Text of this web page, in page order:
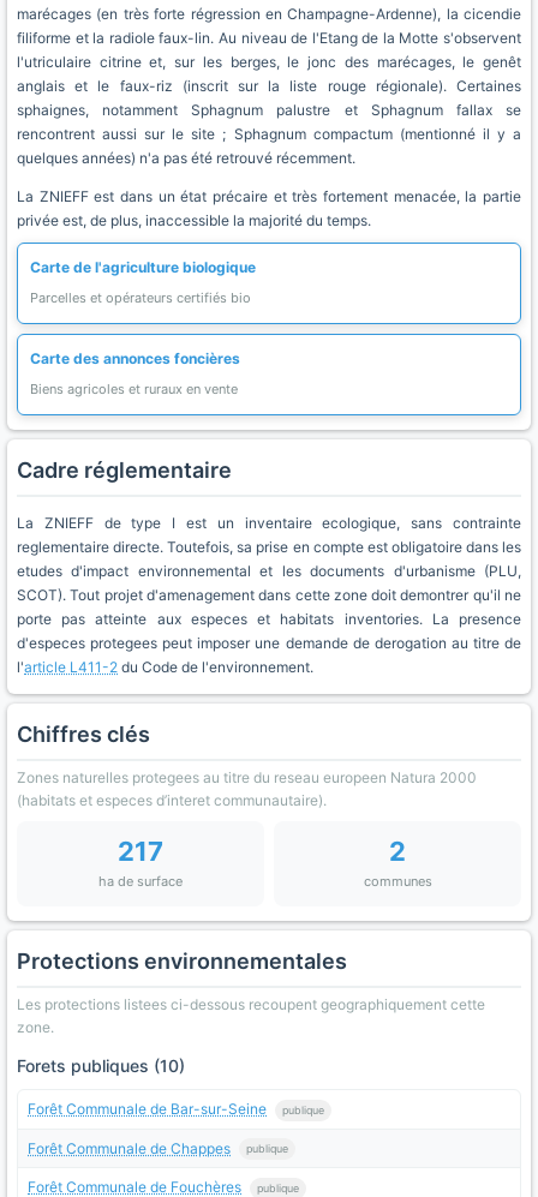
marécages (en très forte régression en Champagne-Ardenne), la cicendie
filiforme et la radiole faux-lin. Au niveau de l'Etang de la Motte s'observent
l'utriculaire citrine et, sur les berges, le jonc des marécages, le genêt
anglais et le faux-riz (inscrit sur la liste rouge régionale). Certaines
sphaignes, notamment Sphagnum palustre et Sphagnum fallax se
rencontrent aussi sur le site ; Sphagnum compactum (mentionné il y a
quelques années) n'a pas été retrouvé récemment.
La ZNIEFF est dans un état précaire et très fortement menacée, la partie
privée est, de plus, inaccessible la majorité du temps.
Carte de l'agriculture biologique
Parcelles et opérateurs certifiés bio
Carte des annonces foncières
Biens agricoles et ruraux en vente
Cadre réglementaire
La ZNIEFF de type I est un inventaire ecologique, sans contrainte
reglementaire directe. Toutefois, sa prise en compte est obligatoire dans les
etudes d'impact environnemental et les documents d'urbanisme (PLU,
SCOT). Tout projet d'amenagement dans cette zone doit demontrer qu'il ne
porte pas atteinte aux especes et habitats inventories. La presence
d'especes protegees peut imposer une demande de derogation au titre de
l'article L411-2 du Code de l'environnement.
Chiffres clés
Zones naturelles protegees au titre du reseau europeen Natura 2000
(habitats et especes d’interet communautaire).
217
ha de surface
2
communes
Protections environnementales
Les protections listees ci-dessous recoupent geographiquement cette
zone.
Forets publiques (10)
Forêt Communale de Bar-sur-Seine publique
Forêt Communale de Chappes publique
Forêt Communale de Fouchères publique